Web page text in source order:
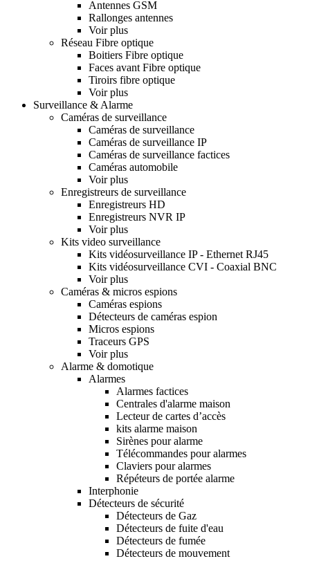
Antennes GSM
Rallonges antennes
Voir plus
Réseau Fibre optique
Boitiers Fibre optique
Faces avant Fibre optique
Tiroirs fibre optique
Voir plus
Surveillance & Alarme
Caméras de surveillance
Caméras de surveillance
Caméras de surveillance IP
Caméras de surveillance factices
Caméras automobile
Voir plus
Enregistreurs de surveillance
Enregistreurs HD
Enregistreurs NVR IP
Voir plus
Kits video surveillance
Kits vidéosurveillance IP - Ethernet RJ45
Kits vidéosurveillance CVI - Coaxial BNC
Voir plus
Caméras & micros espions
Caméras espions
Détecteurs de caméras espion
Micros espions
Traceurs GPS
Voir plus
Alarme & domotique
Alarmes
Alarmes factices
Centrales d'alarme maison
Lecteur de cartes d’accès
kits alarme maison
Sirènes pour alarme
Télécommandes pour alarmes
Claviers pour alarmes
Répéteurs de portée alarme
Interphonie
Détecteurs de sécurité
Détecteurs de Gaz
Détecteurs de fuite d'eau
Détecteurs de fumée
Détecteurs de mouvement